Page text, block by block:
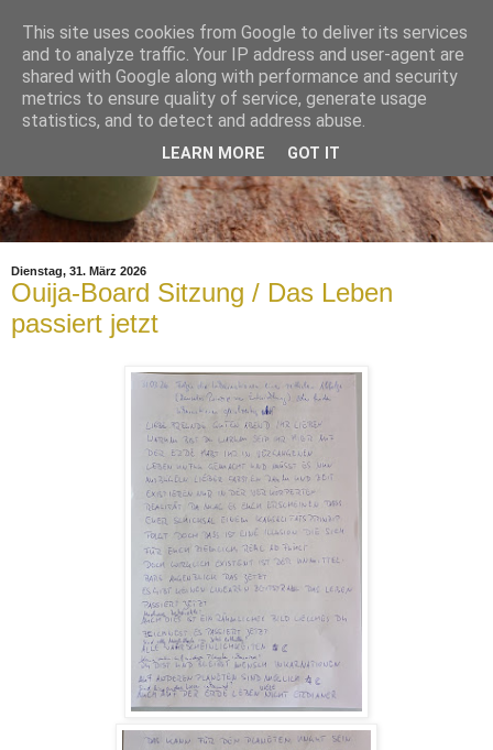
Dienstag, 31. März 2026
Ouija-Board Sitzung / Das Leben
passiert jetzt
This site uses cookies from Google to deliver its services
and to analyze traffic. Your IP address and user-agent are
shared with Google along with performance and security
metrics to ensure quality of service, generate usage
statistics, and to detect and address abuse.
LEARN MORE GOT IT